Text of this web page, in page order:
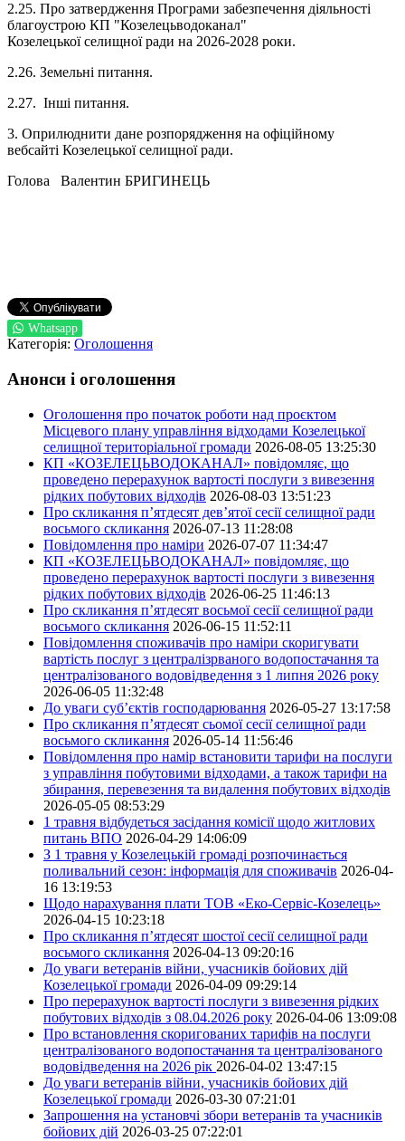
2.25. Про затвердження Програми забезпечення діяльності
благоустрою КП "Козелецьводоканал"
Козелецької селищної ради на 2026-2028 роки.
2.26. Земельні питання.
2.27. Інші питання.
3. Оприлюднити дане розпорядження на офіційному
вебсайті Козелецької селищної ради.
Голова Валентин БРИГИНЕЦЬ
Whatsapp
Категорія: Оголошення
Анонси і оголошення
Оголошення про початок роботи над проєктом
Місцевого плану управління відходами Козелецької
селищної територіальної громади 2026-08-05 13:25:30
КП «КОЗЕЛЕЦЬВОДОКАНАЛ» повідомляє, що
проведено перерахунок вартості послуги з вивезення
рідких побутових відходів 2026-08-03 13:51:23
Про скликання п’ятдесят дев’ятої сесії селищної ради
восьмого скликання 2026-07-13 11:28:08
Повідомлення про наміри 2026-07-07 11:34:47
КП «КОЗЕЛЕЦЬВОДОКАНАЛ» повідомляє, що
проведено перерахунок вартості послуги з вивезення
рідких побутових відходів 2026-06-25 11:46:13
Про скликання п’ятдесят восьмої сесії селищної ради
восьмого скликання 2026-06-15 11:52:11
Повідомлення споживачів про наміри скоригувати
вартість послуг з централізрваного водопостачання та
централізованого водовідведення з 1 липня 2026 року
2026-06-05 11:32:48
До уваги суб’єктів господарювання 2026-05-27 13:17:58
Про скликання п’ятдесят сьомої сесії селищної ради
восьмого скликання 2026-05-14 11:56:46
Повідомлення про намір встановити тарифи на послуги
з управління побутовими відходами, а також тарифи на
збирання, перевезення та видалення побутових відходів
2026-05-05 08:53:29
1 травня відбудеться засідання комісії щодо житлових
питань ВПО 2026-04-29 14:06:09
З 1 травня у Козелецькій громаді розпочинається
поливальний сезон: інформація для споживачів 2026-04-
16 13:19:53
Щодо нарахування плати ТОВ «Еко-Сервіс-Козелець»
2026-04-15 10:23:18
Про скликання п’ятдесят шостої сесії селищної ради
восьмого скликання 2026-04-13 09:20:16
До уваги ветеранів війни, учасників бойових дій
Козелецької громади 2026-04-09 09:29:14
Про перерахунок вартості послуги з вивезення рідких
побутових відходів з 08.04.2026 року 2026-04-06 13:09:08
Про встановлення скоригованих тарифів на послуги
централізованого водопостачання та централізованого
водовідведення на 2026 рік 2026-04-02 13:47:15
До уваги ветеранів війни, учасників бойових дій
Козелецької громади 2026-03-30 07:21:01
Запрошення на установчі збори ветеранів та учасників
бойових дій 2026-03-25 07:22:01